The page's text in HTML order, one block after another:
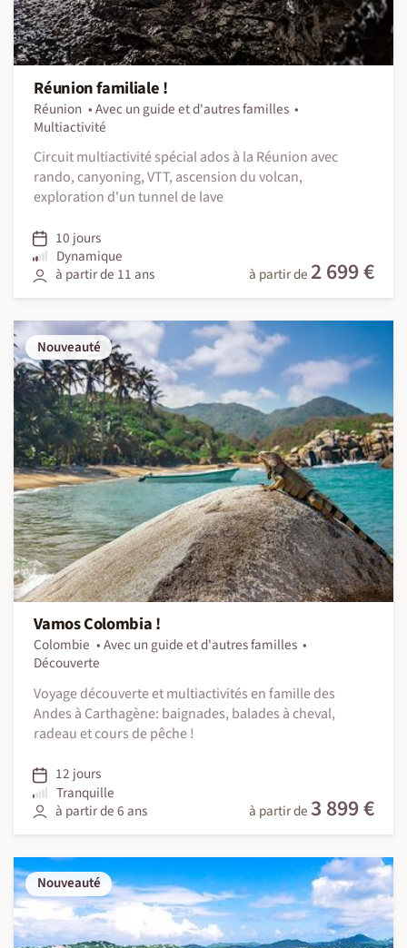
Réunion familiale !
Réunion
Avec un guide et d'autres familles
Multiactivité
Circuit multiactivité spécial ados à la Réunion avec
rando, canyoning, VTT, ascension du volcan,
exploration d'un tunnel de lave
10 jours
Dynamique
à partir de 11 ans
à partir de 2 699 €
Nouveauté
Vamos Colombia !
Colombie
Avec un guide et d'autres familles
Découverte
Voyage découverte et multiactivités en famille des
Andes à Carthagène: baignades, balades à cheval,
radeau et cours de pêche !
12 jours
Tranquille
à partir de 6 ans
à partir de 3 899 €
Nouveauté